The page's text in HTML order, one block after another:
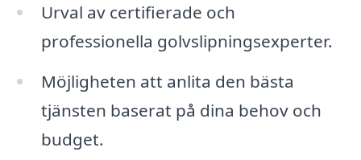
Urval av certifierade och
professionella golvslipningsexperter.
Möjligheten att anlita den bästa
tjänsten baserat på dina behov och
budget.